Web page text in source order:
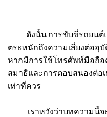
ดังนั้น การขับขี่รถยนต์แ
ตระหนักถึงความเสี่ยงต่ออุบั
หากมีการใช้โทรศัพท์มือถือ
สมาธิและการตอบสนองต่อ
เท่าที่ควร
เราหวังว่าบทความนี้จะ